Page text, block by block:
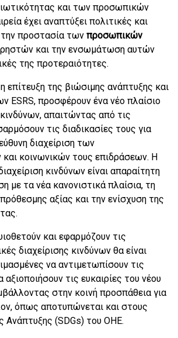
και των προσωπικών
έχει αναπτύξει πολιτικές και
προστασία των προσωπικών
και την ενσωμάτωση αυτών
της προτεραιότητες.
επίτευξη της βιώσιμης ανάπτυξης και
ESRS, προσφέρουν ένα νέο πλαίσιο
κινδύνων, απαιτώντας από τις
τις διαδικασίες τους για
διαχείριση των
κοινωνικών τους επιδράσεων. Η
κινδύνων είναι απαραίτητη
με τα νέα κανονιστικά πλαίσια, τη
αξίας και την ενίσχυση της
και εφαρμόζουν τις
διαχείρισης κινδύνων θα είναι
να αντιμετωπίσουν τις
αξιοποιήσουν τις ευκαιρίες του νέου
στην κοινή προσπάθεια για
όπως αποτυπώνεται και στους
Ανάπτυξης (SDGs) του ΟΗΕ.